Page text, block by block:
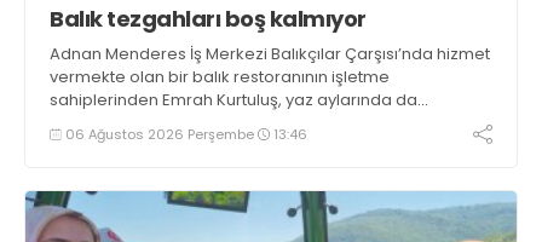
Balık tezgahları boş kalmıyor
Adnan Menderes İş Merkezi Balıkçılar Çarşısı’nda hizmet
vermekte olan bir balık restoranının işletme
sahiplerinden Emrah Kurtuluş, yaz aylarında da
tezgahlarda taze balık bulunduğunu ifade ederek “Yıl
boyunca tezgahlarda taze balık bulmak mümkün
06 Ağustos 2026 Perşembe 13:46